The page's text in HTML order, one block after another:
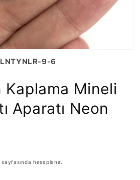
9-6
Kaplama Mineli
Aparatı Neon
sayfasında hesaplanır.